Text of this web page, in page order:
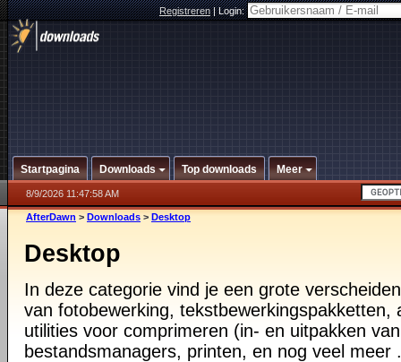
Registreren|Login:
Startpagina Downloads Top downloads Meer
8/9/2026 11:47:58 AM
AfterDawn > Downloads > Desktop
Desktop
In deze categorie vind je een grote
van fotobewerking, tekstbewerkingspakketten,
utilities voor comprimeren (in- en uitpakken
bestandsmanagers, printen, en nog veel meer